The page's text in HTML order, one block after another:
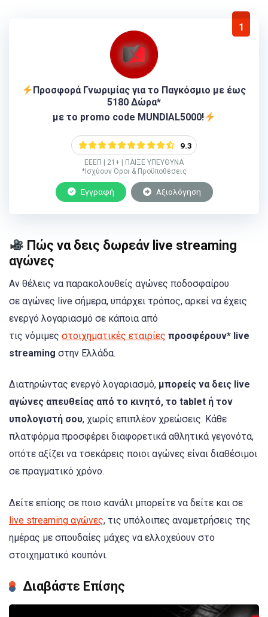
1
Προσφορά Γνωριμίας για το Παγκόσμιο με έως
5180 Δώρα*
με το promo code MUNDIAL5000!
9.3
ΕΕΕΠ | 21+ | ΠΑΙΞΕ ΥΠΕΥΘΥΝΑ
*Ισχύουν Όροι & Προϋποθέσεις
Εγγραφή Αξιολόγηση
Πώς να δεις δωρεάν live streaming
αγώνες
Αν θέλεις να παρακολουθείς αγώνες ποδοσφαίρου
σε αγώνες live σήμερα, υπάρχει τρόπος, αρκεί να έχεις
ενεργό λογαριασμό σε κάποια από
τις νόμιμες στοιχηματικές εταιρίες προσφέρουν* live
streaming στην Ελλάδα.
Διατηρώντας ενεργό λογαριασμό, μπορείς να δεις live
αγώνες απευθείας από το κινητό, το tablet ή τον
υπολογιστή σου, χωρίς επιπλέον χρεώσεις. Κάθε
πλατφόρμα προσφέρει διαφορετικά αθλητικά γεγονότα,
οπότε αξίζει να τσεκάρεις ποιοι αγώνες είναι διαθέσιμοι
σε πραγματικό χρόνο.
Δείτε επίσης σε ποιο κανάλι μπορείτε να δείτε και σε
live streaming αγώνες, τις υπόλοιπες αναμετρήσεις της
ημέρας με σπουδαίες μάχες να ελλοχεύουν στο
στοιχηματικό κουπόνι.
Διαβάστε Επίσης